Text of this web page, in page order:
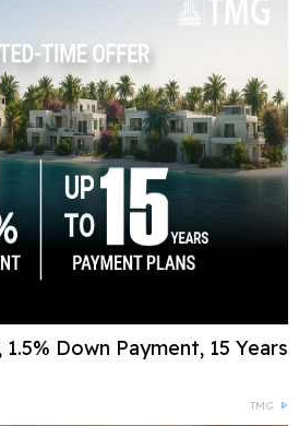
Down Payment, 15 Years
TMG